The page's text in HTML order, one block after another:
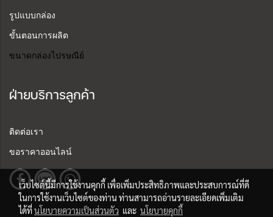
รูปแบบกล่อง
ขั้นตอนการผลิต
ขนาดกล่องไปรษณีย์
ฝ่ายบริการลูกค้า
ติดต่อเรา
ขอราคาออนไลน์
เว็บไซต์นี้มีการใช้งานคุกกี้ เพื่อเพิ่มประสิทธิภาพและประสบการณ์ที่ดี
ในการใช้งานเว็บไซต์ของท่าน ท่านสามารถอ่านรายละเอียดเพิ่มเติม
ได้ที่นโยบายความเป็นส่วนตัว และ นโยบายคุกกี้